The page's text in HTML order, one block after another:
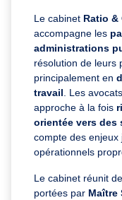
Le cabinet Ratio &
accompagne les
administrations
résolution de leurs
principalement en
travail . Les
approche à la fois
orientée vers
compte des
opérationnels
Le cabinet réunit
portées par Maître